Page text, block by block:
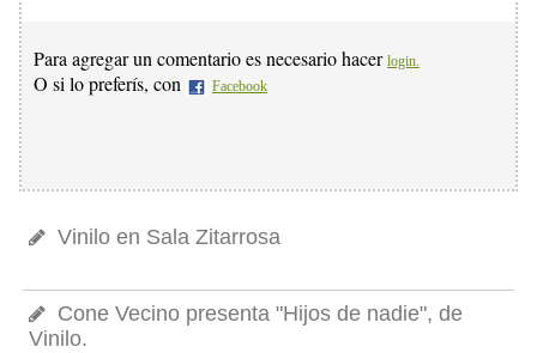
Para agregar un comentario es necesario hacer login.
O si lo preferís, con Facebook
Vinilo en Sala Zitarrosa
Cone Vecino presenta "Hijos de nadie", de
Vinilo.